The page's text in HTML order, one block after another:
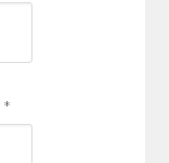
*